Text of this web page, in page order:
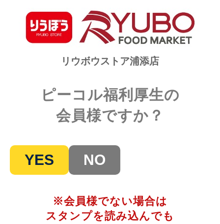
リウボウストア浦添店
ピーコル福利厚生の
会員様ですか？
YES NO
※会員様でない場合は
スタンプを読み込んでも